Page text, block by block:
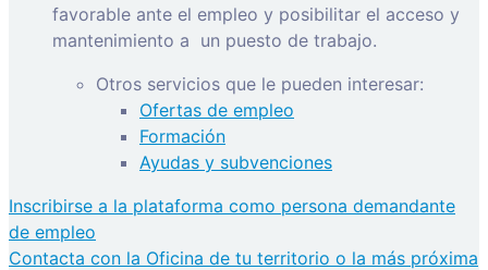
favorable ante el empleo y posibilitar el acceso y
mantenimiento a un puesto de trabajo.
Otros servicios que le pueden interesar:
Ofertas de empleo
Formación
Ayudas y subvenciones
Inscribirse a la plataforma como persona demandante
de empleo
Contacta con la Oficina de tu territorio o la más próxima